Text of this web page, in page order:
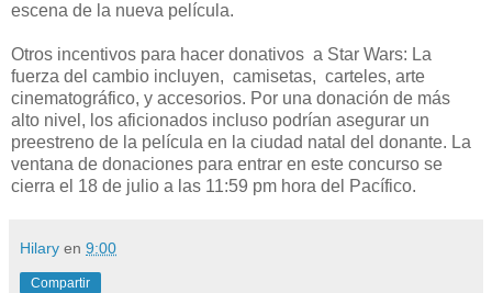
escena de la nueva película.
Otros incentivos para hacer donativos a Star Wars: La
fuerza del cambio incluyen, camisetas, carteles, arte
cinematográfico, y accesorios. Por una donación de más
alto nivel, los aficionados incluso podrían asegurar un
preestreno de la película en la ciudad natal del donante. La
ventana de donaciones para entrar en este concurso se
cierra el 18 de julio a las 11:59 pm hora del Pacífico.
Hilary en 9:00
Compartir